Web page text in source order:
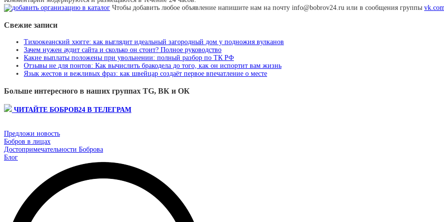
Чтобы добавить любое объявление напишите нам на почту info@bobrov24.ru или в сообщения группы
Свежие записи
Тихоокеанский хюгге: как выглядит идеальный загородный дом у подножия вулканов
Зачем нужен аудит сайта и сколько он стоит? Полное руководство
Какие выплаты положены при увольнении: полный разбор по ТК РФ
Отзывы не для понтов: Как вычислить бракодела до того, как он испортит вам жизнь
Язык жестов и вежливых фраз: как швейцар создаёт первое впечатление о месте
Больше интересного в наших группах TG, ВК и ОК
ЧИТАЙТЕ БОБРОВ24 В ТЕЛЕГРАМ
Предложи новость
Бобров в лицах
Достопримечательности Боброва
Блог